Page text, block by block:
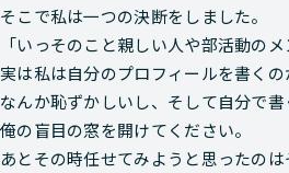
そこで私は一つの決断をしました。
「いっそのこと親しい人や部活動の
実は私は自分のプロフィールを書くの
なんか恥ずかしいし、そして自分で
俺の盲目の窓を開けてください。
あとその時任せてみようと思ったの